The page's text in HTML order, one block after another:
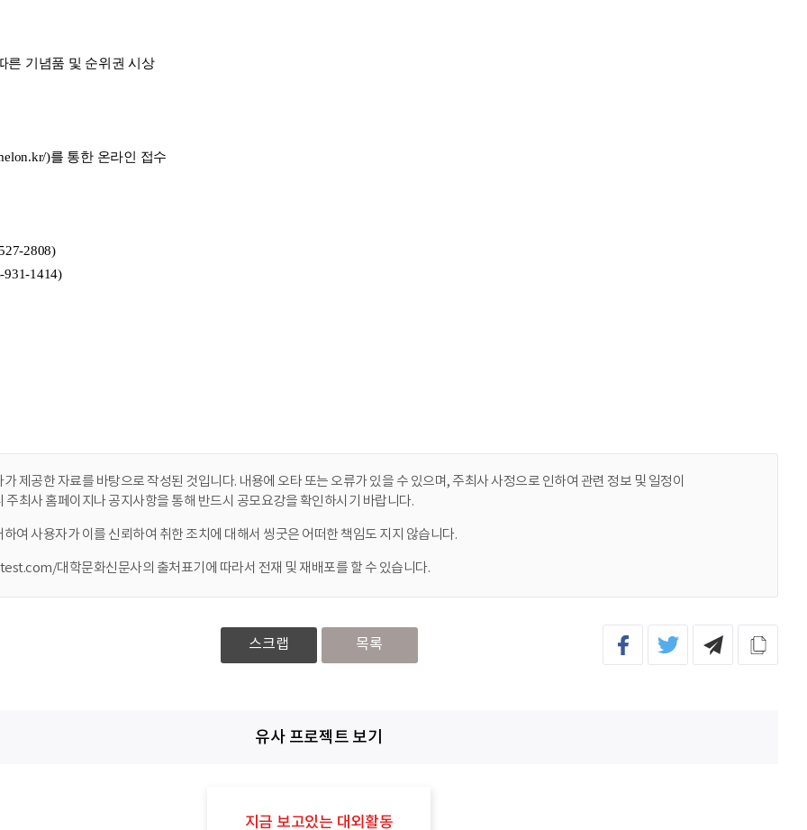
제공한 자료를 바탕으로 작성된 것입니다. 내용에 오타 또는 오류가 있을 수 있으며, 주최사 사정으로 인하여 관련 정보 및 일정이
주최사 홈페이지나 공지사항을 통해 반드시 공모요강을 확인하시기 바랍니다.
여 사용자가 이를 신뢰하여 취한 조치에 대해서 씽굿은 어떠한 책임도 지지 않습니다.
대학문화신문사의 출처표기에 따라서 전재 및 재배포를 할 수 있습니다.
스크랩 목록
유사 프로젝트 보기